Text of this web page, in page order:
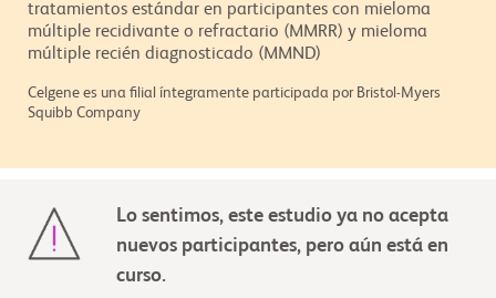
tratamientos estándar en participantes con mieloma
múltiple recidivante o refractario (MMRR) y mieloma
múltiple recién diagnosticado (MMND)
Celgene es una filial íntegramente participada por Bristol-Myers
Squibb Company
Lo sentimos, este estudio ya no acepta
nuevos participantes, pero aún está en
curso.